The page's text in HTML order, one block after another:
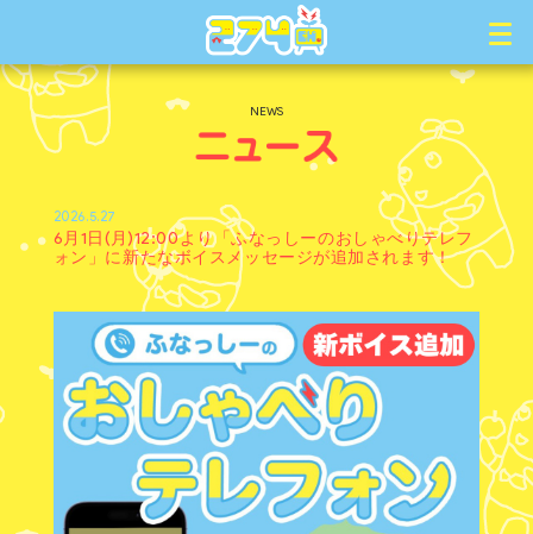
NEWS
2026.5.27
6月1日(月)12:00より「ふなっしーのおしゃべりテレフ
ォン」に新たなボイスメッセージが追加されます！